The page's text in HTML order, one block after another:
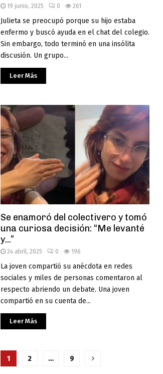
19 junio, 2025 0 261
Julieta se preocupó porque su hijo estaba
enfermo y buscó ayuda en el chat del colegio.
Sin embargo, todo terminó en una insólita
discusión. Un grupo...
Leer Más
Se enamoró del colectivero y tomó
una curiosa decisión: “Me levanté
y...”
24 abril, 2025 0 196
La joven compartió su anécdota en redes
sociales y miles de personas comentaron al
respecto abriendo un debate. Una joven
compartió en su cuenta de...
Leer Más
Paginación
1 2 … 9